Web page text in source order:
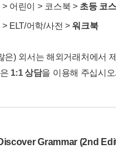
> 어린이 > 코스북 > 초등 코
> ELT/어학/사전 >워크북
은) 외서는 해외거래처에서
1:1 상담을 이용해 주십시오.
Grammar (2nd